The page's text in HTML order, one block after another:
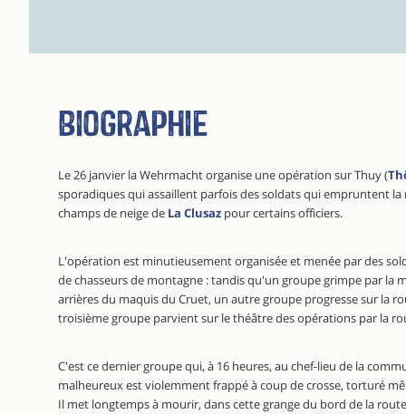
Biographie
Le 26 janvier la Wehrmacht organise une opération sur Thuy (
sporadiques qui assaillent parfois des soldats qui empruntent
champs de neige de La Clusaz pour certains officiers.
L'opération est minutieusement organisée et menée par des
de chasseurs de montagne : tandis qu'un groupe grimpe par la
arrières du maquis du Cruet, un autre groupe progresse sur la
troisième groupe parvient sur le théâtre des opérations par la
C'est ce dernier groupe qui, à 16 heures, au chef-lieu de la
malheureux est violemment frappé à coup de crosse, torturé
Il met longtemps à mourir, dans cette grange du bord de la